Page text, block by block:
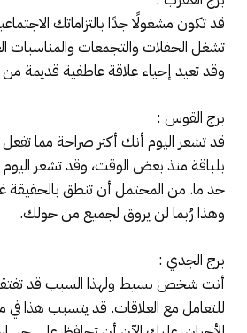
قد تكون مشغولًا جدًا بالتزاماتك
تشغل الحفلات والتجمعات والمناسبات
وقد تعيد إحياء علاقة عاطفية قديمة
برج القوس :
قد تشعر اليوم أنك أكثر صراحة مما
بلباقة منذ بعض الوقت، وقد تشعر اليوم
حد ما. من المحتمل أن تنطق بالحقيقة
وهذا رُبما لن يروق لجميع من حولك.
برج الجدي :
أنت شخص بسيط ولهذا السبب قد تفتقر
للتعامل مع العلاقات. قد يتسبب هذا